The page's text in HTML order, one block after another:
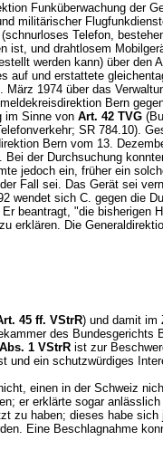
Funküberwachung der
militärischer
Telefon,
ist, und drahtlosem
werden kann) über den
auf und erstattete
März 1974 über das
Bern
im Sinne von Art. 42 TVG
SR 784.10).
Bern vom 13.
Bei der Durchsuchung
jedoch ein, früher ein
Fall sei. Das Gerät sei
wendet sich C. gegen die
beantragt, "die bisherigen
erklären. Die
45 ff. VStrR) und damit im
des Bundesgerichts
1 VStrR ist zur
und ein schutzwürdiges
einen in der Schweiz
er erklärte sogar
zu haben; dieses habe sich
Eine Beschlagnahme